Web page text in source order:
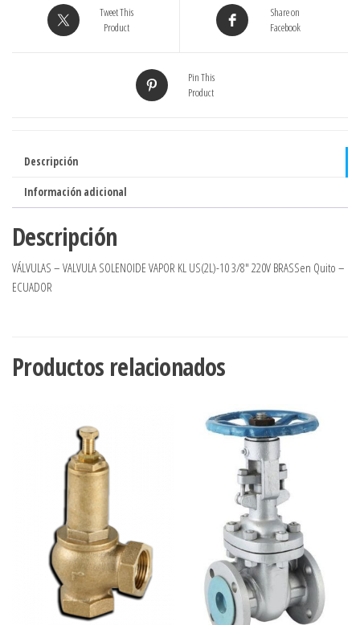
Pneumatic
cantidad
Tweet This
Product
Share on
Facebook
Pin This
Product
Descripción
Información adicional
Descripción
VÁLVULAS – VALVULA SOLENOIDE VAPOR KL US(2L)-10 3/8″ 220V BRASSen Quito –
ECUADOR
Productos relacionados